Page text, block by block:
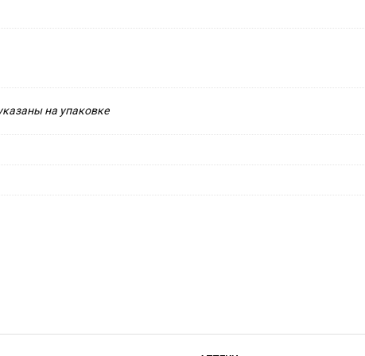
на упаковке